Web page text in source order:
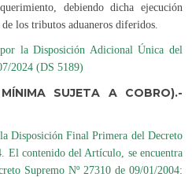
debiendo dicha ejecución
los tributos aduaneros diferidos.
la Disposición Adicional Única del
2024 (DS 5189)
SUJETA A COBRO).-
Disposición Final Primera del Decreto
El contenido del Artículo, se encuentra
Supremo Nº 27310 de 09/01/2004: